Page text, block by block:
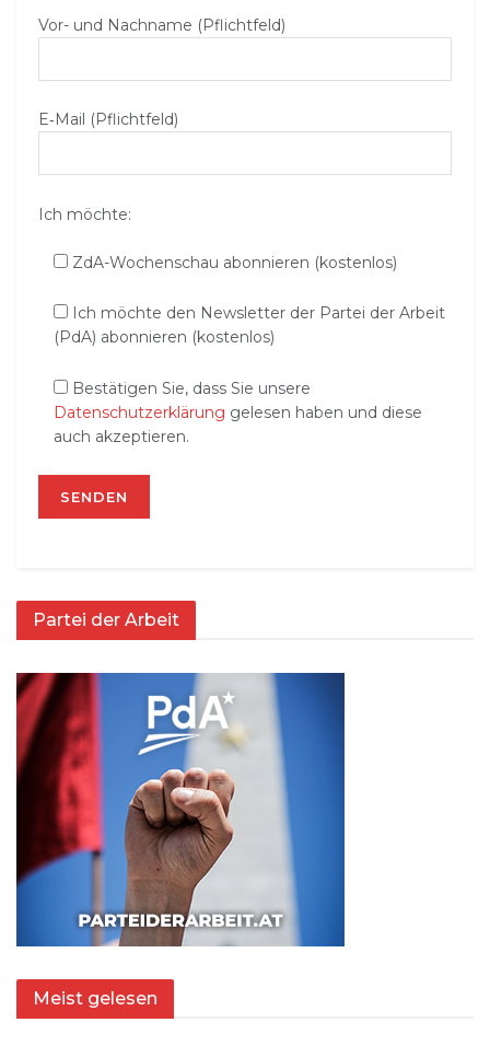
Vor- und Nachname (Pflichtfeld)
E‑Mail (Pflichtfeld)
Ich möchte:
ZdA-Wochenschau abonnieren (kostenlos)
Ich möchte den Newsletter der Partei der Arbeit
(PdA) abonnieren (kostenlos)
Bestätigen Sie, dass Sie unsere
Datenschutzerklärung gelesen haben und diese
auch akzeptieren.
Partei der Arbeit
Meist gelesen